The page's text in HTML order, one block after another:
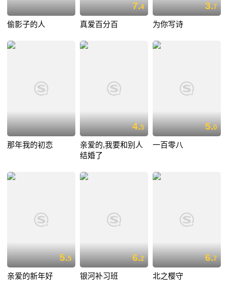
偷影子的人
7.4
真爱百分百
3.7
为你写诗
那年我的初恋
4.5
亲爱的,我要和别人
结婚了
5.0
一百零八
5.5
亲爱的新年好
6.2
银河补习班
6.7
北之樱守